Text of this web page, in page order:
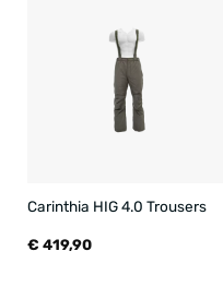
Carinthia HIG 4.0 Trousers
€ 419,90